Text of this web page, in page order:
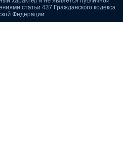
статьи 437 Гражданского кодекса
Федерации.